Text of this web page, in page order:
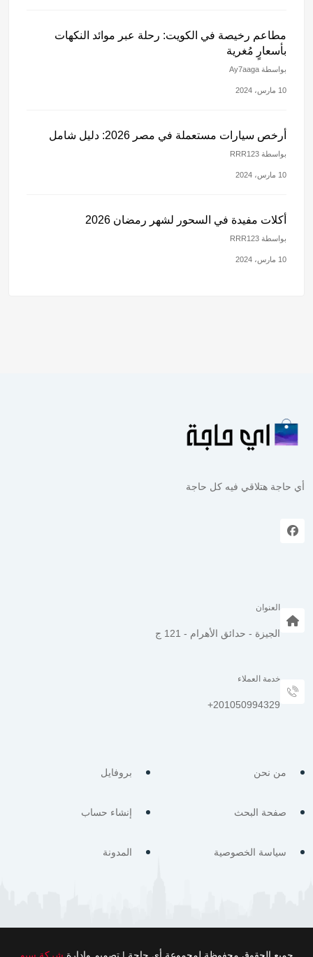
مطاعم رخيصة في الكويت: رحلة عبر موائد النكهات
بأسعارٍ مُغرية
بواسطة Ay7aaga
10 مارس، 2024
أرخص سيارات مستعملة في مصر 2026: دليل شامل
بواسطة RRR123
10 مارس، 2024
أكلات مفيدة في السحور لشهر رمضان 2026
بواسطة RRR123
10 مارس، 2024
أي حاجة هتلاقي فيه كل حاجة
العنوان
الجيزة - حدائق الأهرام - 121 ج
خدمة العملاء
من نحن
صفحة البحث
سياسة الخصوصية
بروفايل
إنشاء حساب
المدونة
جميع الحقوق محفوظة لمجموعة أي حاجة | تصميم وإدارة شركة سيو